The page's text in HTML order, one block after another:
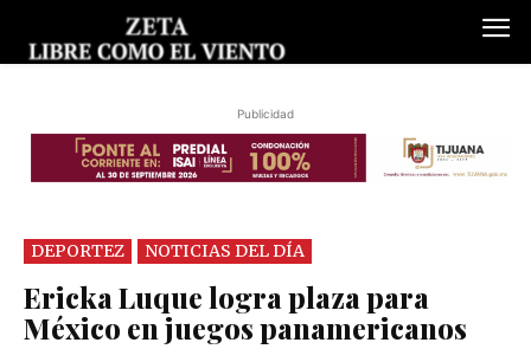
Publicidad
DEPORTEZ NOTICIAS DEL DÍA
Ericka Luque logra plaza para
México en juegos panamericanos